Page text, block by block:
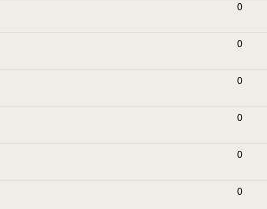
0
0
0
0
0
0